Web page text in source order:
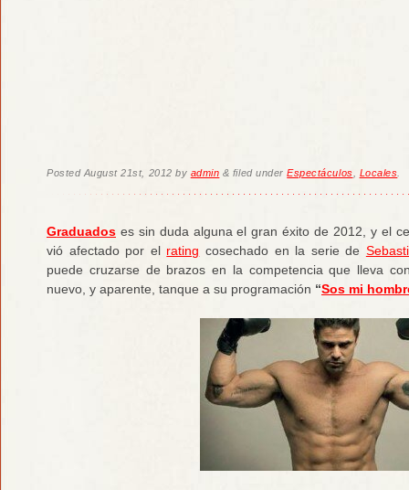
Posted August 21st, 2012 by admin & filed underEspectáculos Locales
Graduados es sin duda alguna el gran éxito de 2012, y el
vió afectado por el rating cosechado en la serie de
puede cruzarse de brazos en la competencia que lleva
nuevo, y aparente, tanque a su programación “Sos mi